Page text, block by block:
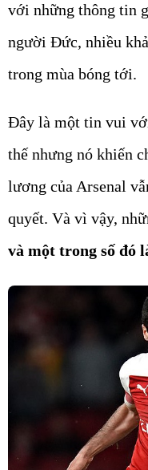
với những thông tin
người Đức, nhiều
trong mùa bóng tới.
Đây là một tin vui
thế nhưng nó khiến
lương của Arsenal
quyết. Và vì vậy,
và một trong số đó